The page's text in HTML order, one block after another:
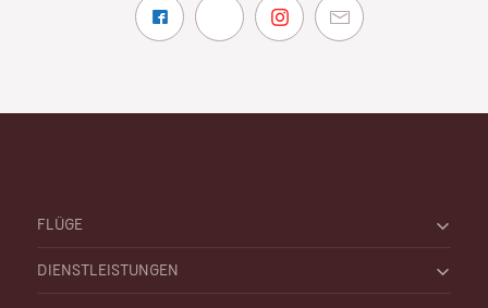
FLÜGE
DIENSTLEISTUNGEN